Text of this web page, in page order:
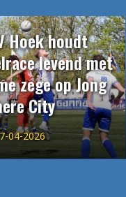
Hoek houdt
levend met
zege op Jong
City
04-2026